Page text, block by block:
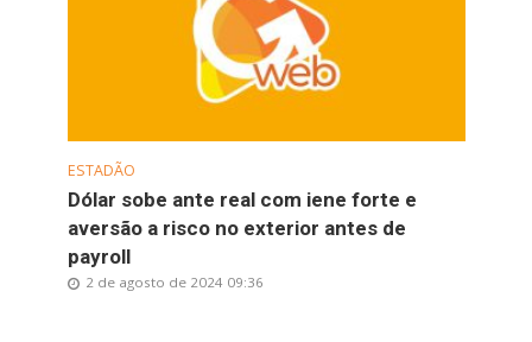
ESTADÃO
Dólar sobe ante real com iene forte e
aversão a risco no exterior antes de
payroll
2 de agosto de 2024 09:36